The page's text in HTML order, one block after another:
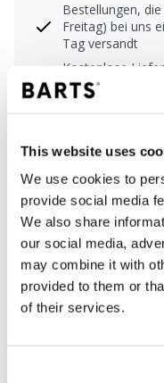
This website uses
We use cookies to
provide social media
We also share
our social media,
may combine it with
provided to them or
of their services.
Bestellungen,
Freitag) bei uns
Tag versandt
Kostenlose
innerhalb
30 Tage
BESCHREIBUNG
Freches
Zack-Print
68% recyceltes
Hohe Taille mit
Hoch